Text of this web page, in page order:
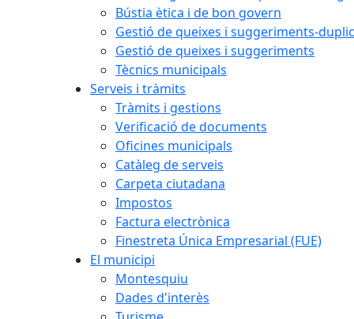
Bústia ètica i de bon govern
Gestió de queixes i suggeriments-
Gestió de queixes i suggeriments
Tècnics municipals
Serveis i tràmits
Tràmits i gestions
Verificació de documents
Oficines municipals
Catàleg de serveis
Carpeta ciutadana
Impostos
Factura electrònica
Finestreta Única Empresarial (FUE)
El municipi
Montesquiu
Dades d'interès